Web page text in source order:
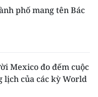
phố mang tên Bác
Mexico đo đếm cuộc
lịch của các kỳ World